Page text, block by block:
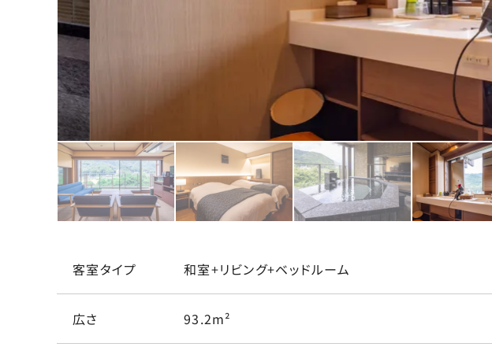
客室タイプ 和室+リビング+ベッドルーム
広さ 93.2m²